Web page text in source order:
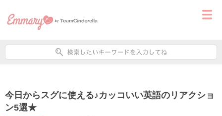
今日からスグに使える♪カッコいい英語のリアクショ
ン5選★